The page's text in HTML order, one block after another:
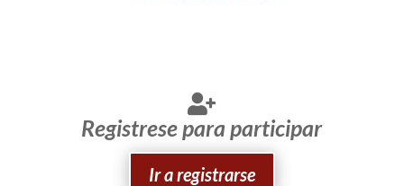
Registrese para participar
Ir a registrarse